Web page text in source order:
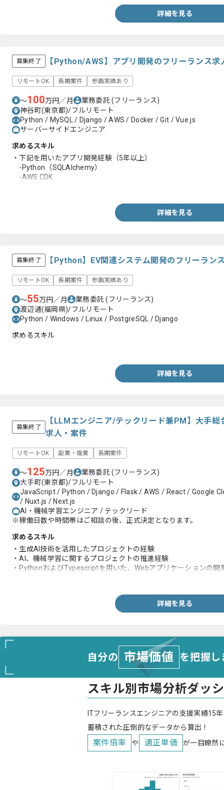
・小規模チームにおけるフロントエンドの開発実務経験
・小規模開発（1〜5名程度/チーム数1以下）
詳細を見る
募集終了 【Python/AWS】アプリ開発のフリーランス求
リモートOK 長期案件 参画実績あり
〜100万円／月 業務委託(フリーランス)
神谷町(東京都)/フルリモート
Python / MySQL / Django / AWS / Docker / Git / Vue.js
サーバーサイドエンジニア
求めるスキル
・下記を用いたアプリ開発経験（5年以上）
-Python（SQLAlchemy）
-AWS CDK
詳細を見る
募集終了 【Python】EV関連システム開発のフリーラン
リモートOK 長期案件 参画実績あり
〜55万円／月 業務委託(フリーランス)
渡辺通(福岡県)/フルリモート
Python / Windows / Linux / PostgreSQL / Django
求めるスキル
詳細を見る
募集終了
【LLMエンジニア/テックリード兼PM】大手総
求人・案件
リモートOK 副業・複業 長期案件
〜125万円／月 業務委託(フリーランス)
大手町(東京都)/フルリモート
JavaScript / Python / Django / Flask / AWS / React / Google
/ Nuxt.js / Next.js
AI・機械学習エンジニア / テックリード
※稼働日数や時間帯はご相談の後、正式決定となります。
求めるスキル
・生成AI技術を活用したプロジェクトの経験
・AI、機械学習に関するプロジェクトの推進経験
・PythonおよびTypescriptを用いた、Webアプリケーションの開
詳細を見る
自分の 市場価値 を把握
スキル別市場分析ダッ
ITフリーランスエンジニアの支援実績15
蓄積された圧倒的なデータから算出！
案件倍率 や 適正単価 が一目瞭然